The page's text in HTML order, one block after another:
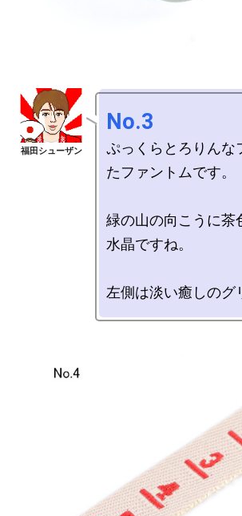
No.3
ぷっくらとろりんな
たファントムです。
緑の山の向こうに茶
水晶ですね。